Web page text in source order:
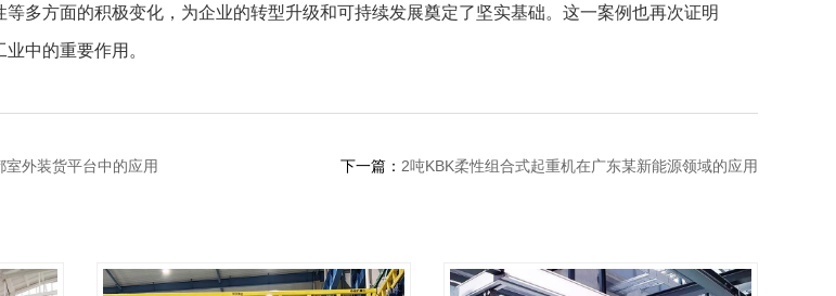
等多方面的积极变化，为企业的转型升级和可持续发展奠定了坚实基础。这一案例也再次证明
中的重要作用。
外装货平台中的应用 下一篇： 2吨KBK柔性组合式起重机在广东某新能源领域的应用